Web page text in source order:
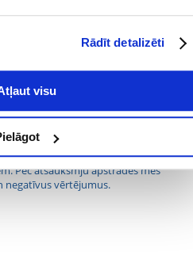
Rādīt detalizēti
visu
noteikumi?
kuri ir iegādājušies produktu,
norādītais vērtējums ir
Pēc atsauksmju apstrādes mēs
negatīvus vērtējumus.